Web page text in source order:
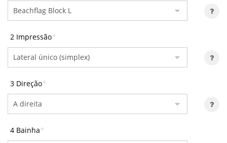
2 Impressão*
3 Direção*
4 Bainha*